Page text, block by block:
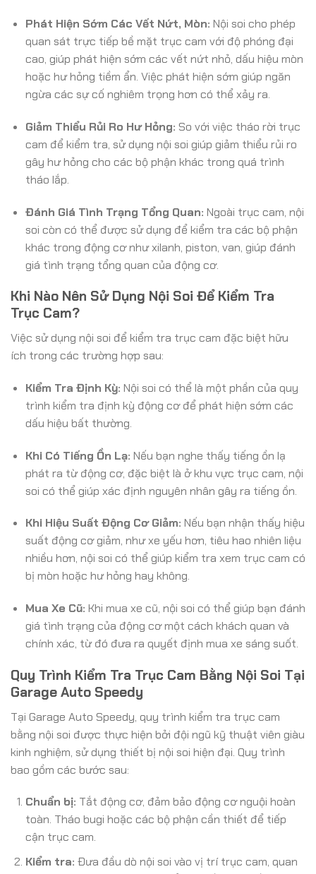
Phát Hiện Sớm Các Vết Nứt, Mòn: Nội soi cho phép
quan sát trực tiếp bề mặt trục cam với độ phóng đại
cao, giúp phát hiện sớm các vết nứt nhỏ, dấu hiệu mòn
hoặc hư hỏng tiềm ẩn. Việc phát hiện sớm giúp ngăn
ngừa các sự cố nghiêm trọng hơn có thể xảy ra.
Giảm Thiểu Rủi Ro Hư Hỏng: So với việc tháo rời trục
cam để kiểm tra, sử dụng nội soi giúp giảm thiểu rủi ro
gây hư hỏng cho các bộ phận khác trong quá trình
tháo lắp.
Đánh Giá Tình Trạng Tổng Quan: Ngoài trục cam, nội
soi còn có thể được sử dụng để kiểm tra các bộ phận
khác trong động cơ như xilanh, piston, van, giúp đánh
giá tình trạng tổng quan của động cơ.
Khi Nào Nên Sử Dụng Nội Soi Để Kiểm Tra
Trục Cam?
Việc sử dụng nội soi để kiểm tra trục cam đặc biệt hữu
ích trong các trường hợp sau:
Kiểm Tra Định Kỳ: Nội soi có thể là một phần của quy
trình kiểm tra định kỳ động cơ để phát hiện sớm các
dấu hiệu bất thường.
Khi Có Tiếng Ồn Lạ: Nếu bạn nghe thấy tiếng ồn lạ
phát ra từ động cơ, đặc biệt là ở khu vực trục cam, nội
soi có thể giúp xác định nguyên nhân gây ra tiếng ồn.
Khi Hiệu Suất Động Cơ Giảm: Nếu bạn nhận thấy hiệu
suất động cơ giảm, như xe yếu hơn, tiêu hao nhiên liệu
nhiều hơn, nội soi có thể giúp kiểm tra xem trục cam có
bị mòn hoặc hư hỏng hay không.
Mua Xe Cũ: Khi mua xe cũ, nội soi có thể giúp bạn đánh
giá tình trạng của động cơ một cách khách quan và
chính xác, từ đó đưa ra quyết định mua xe sáng suốt.
Quy Trình Kiểm Tra Trục Cam Bằng Nội Soi Tại
Garage Auto Speedy
Tại Garage Auto Speedy, quy trình kiểm tra trục cam
bằng nội soi được thực hiện bởi đội ngũ kỹ thuật viên giàu
kinh nghiệm, sử dụng thiết bị nội soi hiện đại. Quy trình
bao gồm các bước sau:
Chuẩn bị: Tắt động cơ, đảm bảo động cơ nguội hoàn
toàn. Tháo bugi hoặc các bộ phận cần thiết để tiếp
cận trục cam.
Kiểm tra: Đưa đầu dò nội soi vào vị trí trục cam, quan